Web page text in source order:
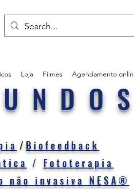
Loja Filmes Agendamento
/Biofeedback
/Fototerapia
não invasiva NESA®